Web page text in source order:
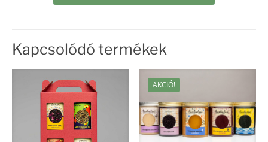
Kapcsolódó termékek
AKCIÓ!